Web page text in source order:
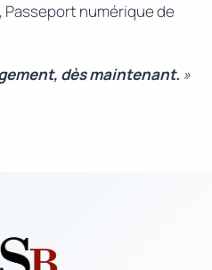
Passeport numérique de
dès maintenant. »